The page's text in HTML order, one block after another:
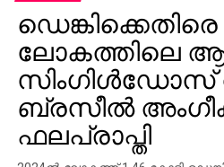
എന്നിവരെ കേന്ദ്ര
ജോസ് സംവിധാനം നിര്‍വഹിച്ച
ഡിസംബര്‍ അഞ്ചിനാണ്
മമ്മൂട്ടി കമ്പനി നിര്‍മിക്കുന്ന
ഫിലിംസ് കേരളത്തില്‍
ജിഷ്ണു ശ്രീകുമാറും ജിതിന്‍
ഡെങ്കിക്കെതിരെ
ലോകത്തിലെ
സിംഗിള്‍ഡോസ്
ബ്രസീല്‍
ഫലപ്രാപ്തി